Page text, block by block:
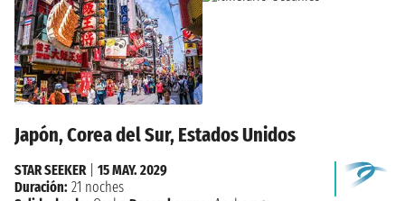
Japón, Corea del Sur, Estados Unidos
STAR SEEKER| 15 MAY. 2029
Duración: 21 noches